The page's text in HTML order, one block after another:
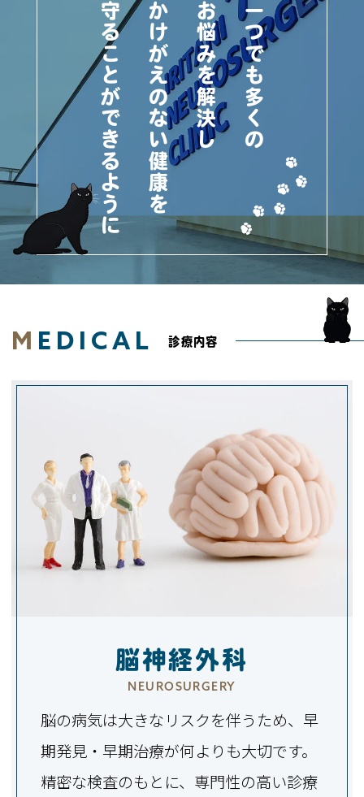
一つでも多くの
お悩みを解決し
かけがえのない健康を
守ることができるように
M EDICAL 診療内容
脳神経外科
NEUROSURGERY
脳の病気は大きなリスクを伴うため、早
期発見・早期治療が何よりも大切です。
精密な検査のもとに、専門性の高い診療